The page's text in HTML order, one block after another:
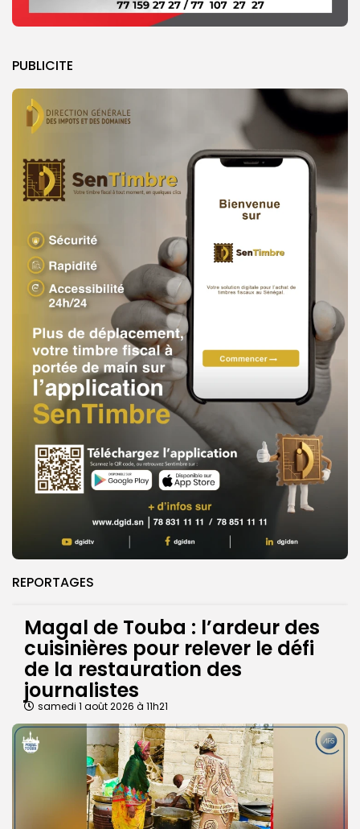
PUBLICITE
REPORTAGES
Magal de Touba : l’ardeur des
cuisinières pour relever le défi
de la restauration des
journalistes
samedi 1 août 2026 à 11h21